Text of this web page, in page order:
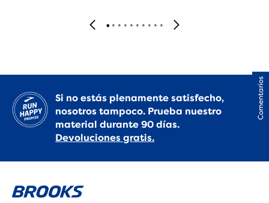
Si no estás plenamente satisfecho,
nosotros tampoco. Prueba nuestro
material durante 90 días.
Devoluciones gratis.
Comentarios